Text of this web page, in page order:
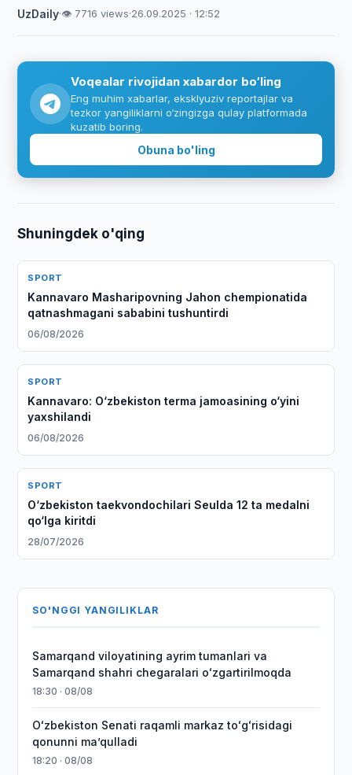
UzDaily·👁 7716 views·26.09.2025 · 12:52
Voqealar rivojidan xabardor bo‘ling
Eng muhim xabarlar, eksklyuziv reportajlar va
tezkor yangiliklarni o‘zingizga qulay platformada
kuzatib boring.
Obuna bo'ling
Shuningdek o'qing
SPORT
Kannavaro Masharipovning Jahon chempionatida
qatnashmagani sababini tushuntirdi
06/08/2026
SPORT
Kannavaro: O‘zbekiston terma jamoasining o‘yini
yaxshilandi
06/08/2026
SPORT
O‘zbekiston taekvondochilari Seulda 12 ta medalni
qo‘lga kiritdi
28/07/2026
SO'NGGI YANGILIKLAR
Samarqand viloyatining ayrim tumanlari va
Samarqand shahri chegaralari oʻzgartirilmoqda
18:30 · 08/08
Oʻzbekiston Senati raqamli markaz toʻgʻrisidagi
qonunni maʼqulladi
18:20 · 08/08